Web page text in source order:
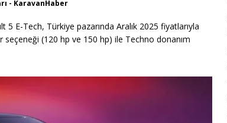
- KaravanHaber
E-Tech, Türkiye pazarında Aralık 2025 fiyatlarıyla
seçeneği (120 hp ve 150 hp) ile Techno donanım